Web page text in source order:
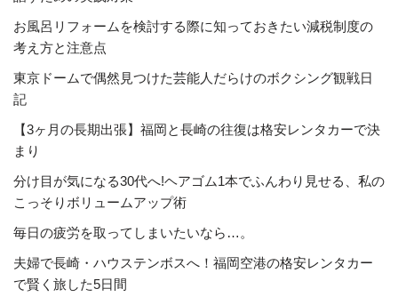
お風呂リフォームを検討する際に知っておきたい減税制度の
考え方と注意点
東京ドームで偶然見つけた芸能人だらけのボクシング観戦日
記
【3ヶ月の長期出張】福岡と長崎の往復は格安レンタカーで決
まり
分け目が気になる30代へ!ヘアゴム1本でふんわり見せる、私の
こっそりボリュームアップ術
毎日の疲労を取ってしまいたいなら…。
夫婦で長崎・ハウステンボスへ！福岡空港の格安レンタカー
で賢く旅した5日間